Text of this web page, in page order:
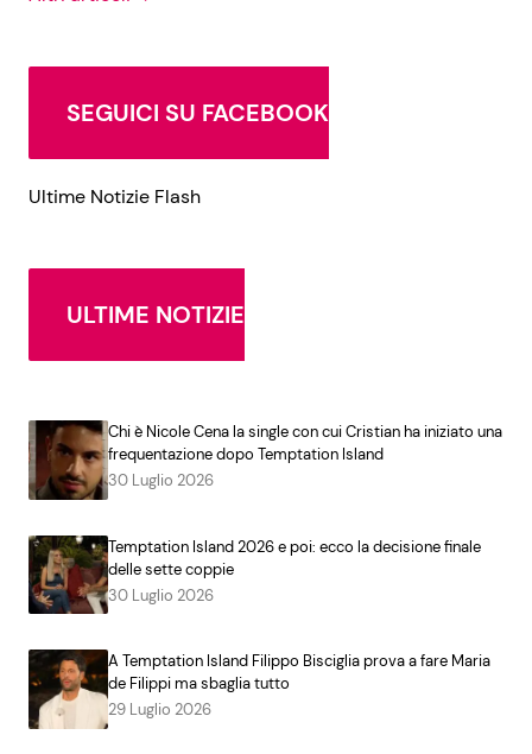
SEGUICI SU FACEBOOK
Ultime Notizie Flash
ULTIME NOTIZIE
Chi è Nicole Cena la single con cui Cristian ha iniziato una
frequentazione dopo Temptation Island
30 Luglio 2026
Temptation Island 2026 e poi: ecco la decisione finale
delle sette coppie
30 Luglio 2026
A Temptation Island Filippo Bisciglia prova a fare Maria
de Filippi ma sbaglia tutto
29 Luglio 2026